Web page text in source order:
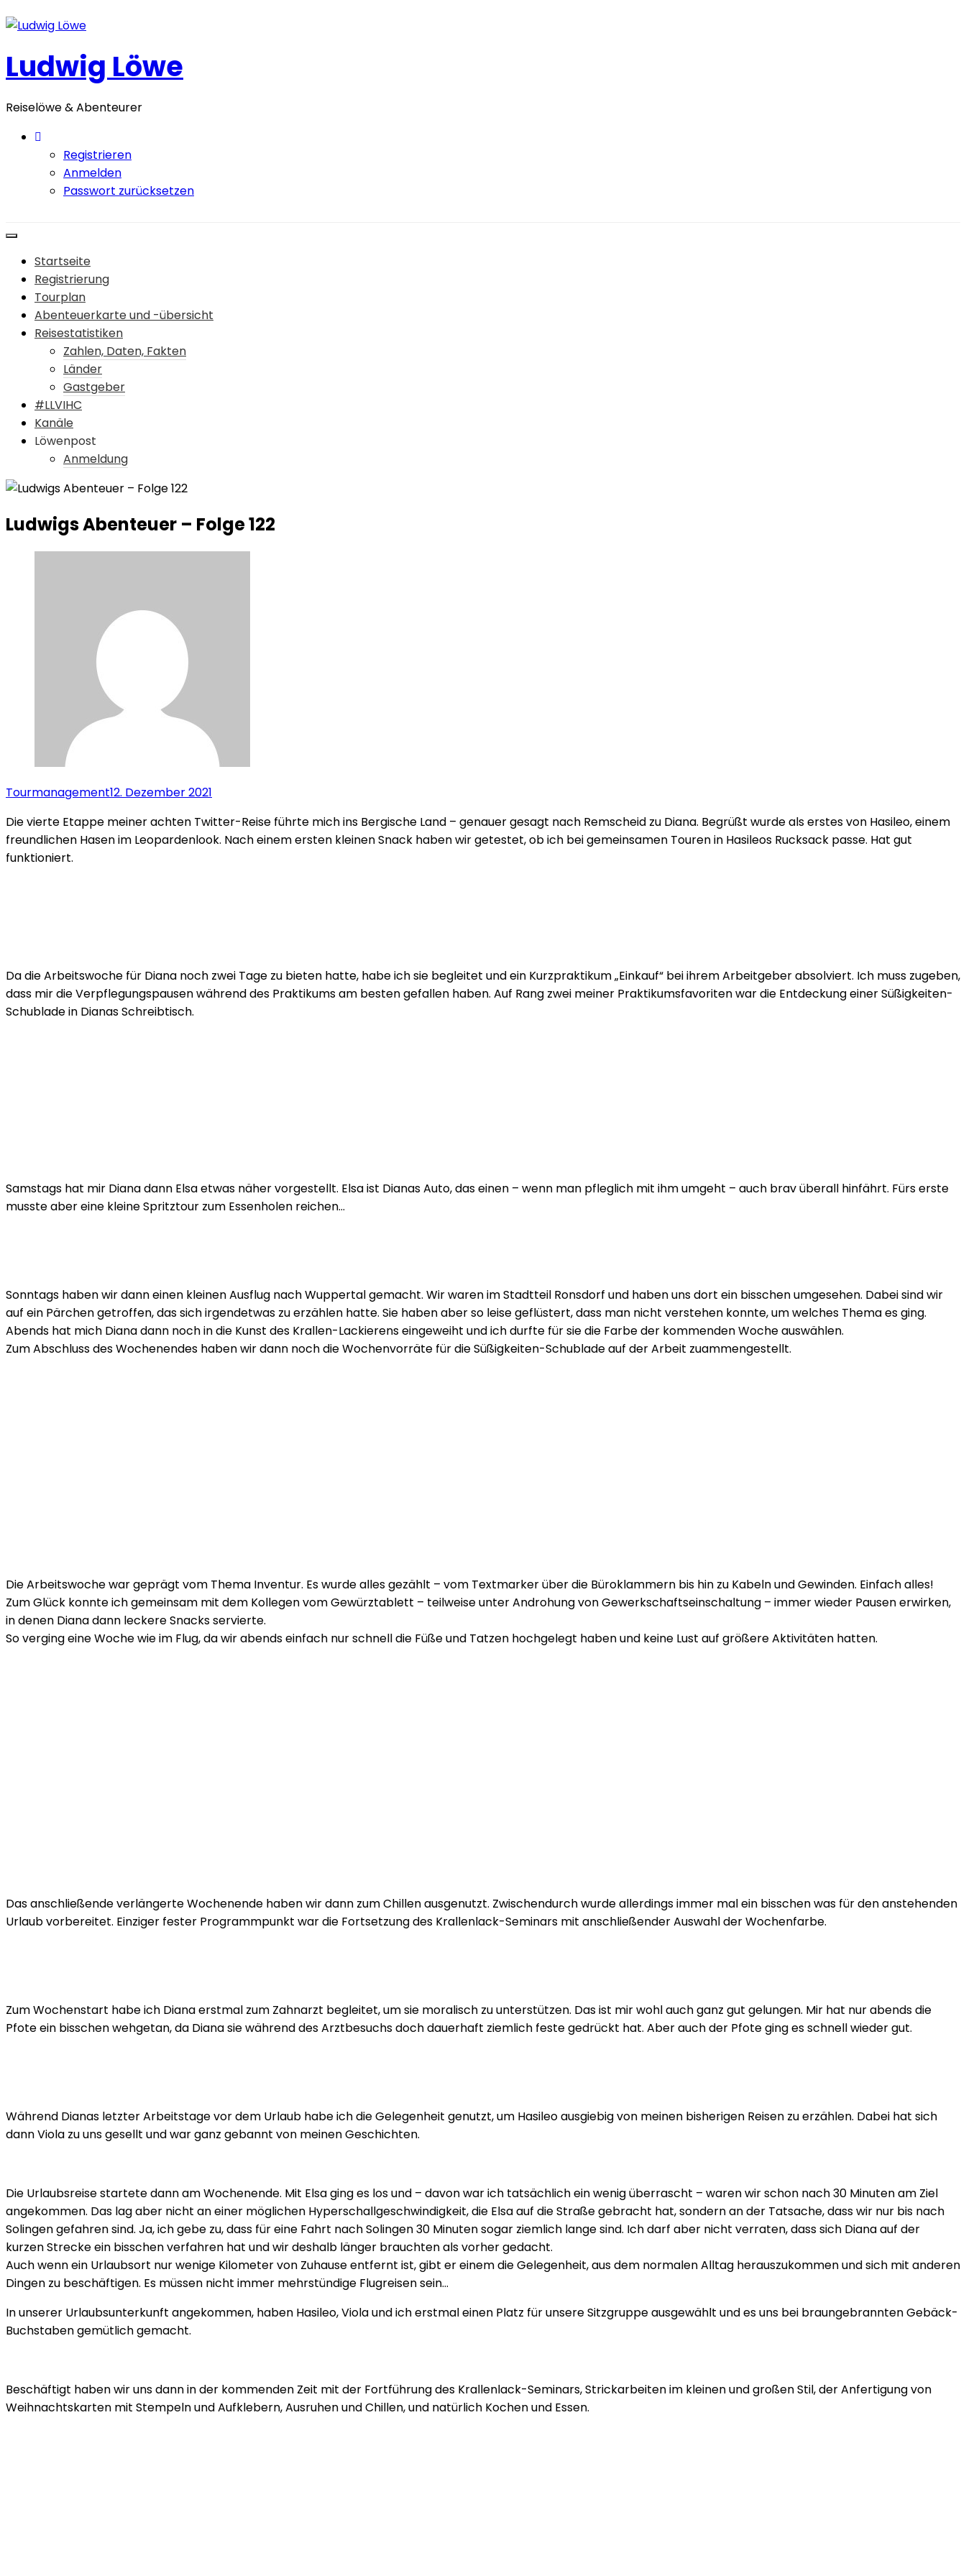
Zum
Inhalt
Ludwig Löwe
Reiselöwe & Abenteurer
Registrieren
Anmelden
Passwort zurücksetzen
Startseite
Registrierung
Tourplan
Abenteuerkarte und -übersicht
Reisestatistiken
Zahlen, Daten, Fakten
Länder
Gastgeber
#LLVIHC
Kanäle
Löwenpost
Anmeldung
Ludwigs Abenteuer – Folge 122
Tourmanagement12. Dezember 2021
Die vierte Etappe meiner achten Twitter-Reise führte mich ins Bergische Land – genauer gesagt nach Remscheid zu Diana. Begrüßt wurde als erstes von Hasileo, einem
freundlichen Hasen im Leopardenlook. Nach einem ersten kleinen Snack haben wir getestet, ob ich bei gemeinsamen Touren in Hasileos Rucksack passe. Hat gut
funktioniert.
Da die Arbeitswoche für Diana noch zwei Tage zu bieten hatte, habe ich sie begleitet und ein Kurzpraktikum „Einkauf“ bei ihrem Arbeitgeber absolviert. Ich muss zugeben,
dass mir die Verpflegungspausen während des Praktikums am besten gefallen haben. Auf Rang zwei meiner Praktikumsfavoriten war die Entdeckung einer Süßigkeiten-
Schublade in Dianas Schreibtisch.
Samstags hat mir Diana dann Elsa etwas näher vorgestellt. Elsa ist Dianas Auto, das einen – wenn man pfleglich mit ihm umgeht – auch brav überall hinfährt. Fürs erste
musste aber eine kleine Spritztour zum Essenholen reichen…
Sonntags haben wir dann einen kleinen Ausflug nach Wuppertal gemacht. Wir waren im Stadtteil Ronsdorf und haben uns dort ein bisschen umgesehen. Dabei sind wir
auf ein Pärchen getroffen, das sich irgendetwas zu erzählen hatte. Sie haben aber so leise geflüstert, dass man nicht verstehen konnte, um welches Thema es ging.
Abends hat mich Diana dann noch in die Kunst des Krallen-Lackierens eingeweiht und ich durfte für sie die Farbe der kommenden Woche auswählen.
Zum Abschluss des Wochenendes haben wir dann noch die Wochenvorräte für die Süßigkeiten-Schublade auf der Arbeit zuammengestellt.
Die Arbeitswoche war geprägt vom Thema Inventur. Es wurde alles gezählt – vom Textmarker über die Büroklammern bis hin zu Kabeln und Gewinden. Einfach alles!
Zum Glück konnte ich gemeinsam mit dem Kollegen vom Gewürztablett – teilweise unter Androhung von Gewerkschaftseinschaltung – immer wieder Pausen erwirken,
in denen Diana dann leckere Snacks servierte.
So verging eine Woche wie im Flug, da wir abends einfach nur schnell die Füße und Tatzen hochgelegt haben und keine Lust auf größere Aktivitäten hatten.
Das anschließende verlängerte Wochenende haben wir dann zum Chillen ausgenutzt. Zwischendurch wurde allerdings immer mal ein bisschen was für den anstehenden
Urlaub vorbereitet. Einziger fester Programmpunkt war die Fortsetzung des Krallenlack-Seminars mit anschließender Auswahl der Wochenfarbe.
Zum Wochenstart habe ich Diana erstmal zum Zahnarzt begleitet, um sie moralisch zu unterstützen. Das ist mir wohl auch ganz gut gelungen. Mir hat nur abends die
Pfote ein bisschen wehgetan, da Diana sie während des Arztbesuchs doch dauerhaft ziemlich feste gedrückt hat. Aber auch der Pfote ging es schnell wieder gut.
Während Dianas letzter Arbeitstage vor dem Urlaub habe ich die Gelegenheit genutzt, um Hasileo ausgiebig von meinen bisherigen Reisen zu erzählen. Dabei hat sich
dann Viola zu uns gesellt und war ganz gebannt von meinen Geschichten.
Die Urlaubsreise startete dann am Wochenende. Mit Elsa ging es los und – davon war ich tatsächlich ein wenig überrascht – waren wir schon nach 30 Minuten am Ziel
angekommen. Das lag aber nicht an einer möglichen Hyperschallgeschwindigkeit, die Elsa auf die Straße gebracht hat, sondern an der Tatsache, dass wir nur bis nach
Solingen gefahren sind. Ja, ich gebe zu, dass für eine Fahrt nach Solingen 30 Minuten sogar ziemlich lange sind. Ich darf aber nicht verraten, dass sich Diana auf der
kurzen Strecke ein bisschen verfahren hat und wir deshalb länger brauchten als vorher gedacht.
Auch wenn ein Urlaubsort nur wenige Kilometer von Zuhause entfernt ist, gibt er einem die Gelegenheit, aus dem normalen Alltag herauszukommen und sich mit anderen
Dingen zu beschäftigen. Es müssen nicht immer mehrstündige Flugreisen sein…
In unserer Urlaubsunterkunft angekommen, haben Hasileo, Viola und ich erstmal einen Platz für unsere Sitzgruppe ausgewählt und es uns bei braungebrannten Gebäck-
Buchstaben gemütlich gemacht.
Beschäftigt haben wir uns dann in der kommenden Zeit mit der Fortführung des Krallenlack-Seminars, Strickarbeiten im kleinen und großen Stil, der Anfertigung von
Weihnachtskarten mit Stempeln und Aufklebern, Ausruhen und Chillen, und natürlich Kochen und Essen.